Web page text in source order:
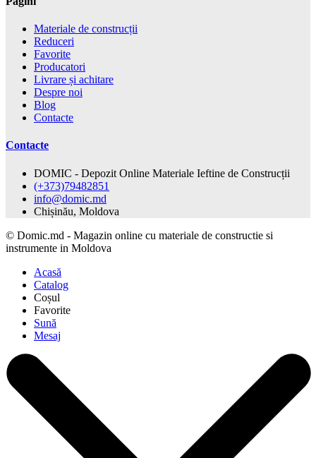
Materiale de construcții
Reduceri
Favorite
Producatori
Livrare și achitare
Despre noi
Blog
Contacte
Contacte
DOMIC - Depozit Online Materiale Ieftine de Construcții
(+373)79482851
info@domic.md
Chișinău, Moldova
© Domic.md - Magazin online cu materiale de constructie si
instrumente in Moldova
Acasă
Catalog
Coșul
Favorite
Sună
Mesaj